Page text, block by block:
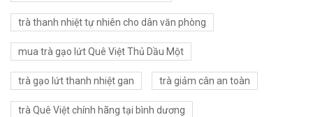
trà thanh nhiệt tự nhiên cho dân văn phòng
mua trà gạo lứt Quê Việt Thủ Dầu Một
trà gạo lứt thanh nhiệt gan trà giảm cân an toàn
trà Quê Việt chính hãng tại bình dương